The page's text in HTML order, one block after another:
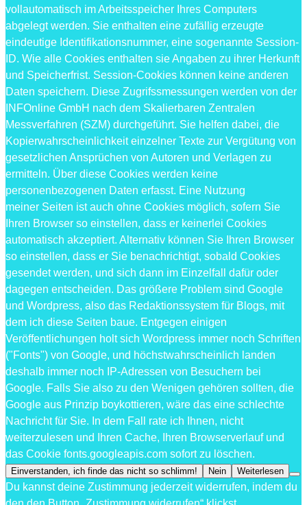
vollautomatisch im Arbeitsspeicher Ihres Computers
abgelegt werden. Sie enthalten eine zufällig erzeugte
eindeutige Identifikationsnummer, eine sogenannte Session-
ID. Wie alle Cookies enthalten sie Angaben zu ihrer Herkunft
und Speicherfrist. Session-Cookies können keine anderen
Daten speichern. Diese Zugrifssmessungen werden von der
INFOnline GmbH nach dem Skalierbaren Zentralen
Messverfahren (SZM) durchgeführt. Sie helfen dabei, die
Kopierwahrscheinlichkeit einzelner Texte zur Vergütung von
gesetzlichen Ansprüchen von Autoren und Verlagen zu
ermitteln. Über diese Cookies werden keine
personenbezogenen Daten erfasst. Eine Nutzung
meiner Seiten ist auch ohne Cookies möglich, sofern Sie
Ihren Browser so einstellen, dass er keinerlei Cookies
automatisch akzeptiert. Alternativ können Sie Ihren Browser
so einstellen, dass er Sie benachrichtigt, sobald Cookies
gesendet werden, und sich dann im Einzelfall dafür oder
dagegen entscheiden. Das größere Problem sind Google
und Wordpress, also das Redaktionssystem für Blogs, mit
dem ich diese Seiten baue. Entgegen einigen
Veröffentlichungen holt sich Wordpress immer noch Schriften
("Fonts") von Google, und höchstwahrscheinlich landen
deshalb immer noch IP-Adressen von Besuchern bei
Google. Falls Sie also zu den Wenigen gehören sollten, die
Google aus Prinzip boykottieren, wäre das eine schlechte
Nachricht für Sie. In dem Fall rate ich Ihnen, nicht
weiterzulesen und Ihren Cache, Ihren Browserverlauf und
das Cookie fonts.googleapis.com sofort zu löschen.
Einverstanden, ich finde das nicht so schlimm! Nein Weiterlesen
Du kannst deine Zustimmung jederzeit widerrufen, indem du